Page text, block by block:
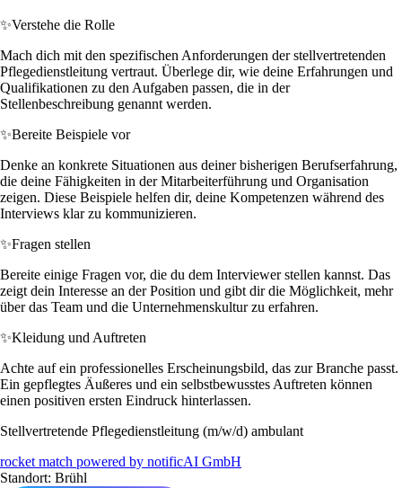
✨Verstehe die Rolle
Mach dich mit den spezifischen Anforderungen der stellvertretenden
Pflegedienstleitung vertraut. Überlege dir, wie deine Erfahrungen und
Qualifikationen zu den Aufgaben passen, die in der
Stellenbeschreibung genannt werden.
✨Bereite Beispiele vor
Denke an konkrete Situationen aus deiner bisherigen Berufserfahrung,
die deine Fähigkeiten in der Mitarbeiterführung und Organisation
zeigen. Diese Beispiele helfen dir, deine Kompetenzen während des
Interviews klar zu kommunizieren.
✨Fragen stellen
Bereite einige Fragen vor, die du dem Interviewer stellen kannst. Das
zeigt dein Interesse an der Position und gibt dir die Möglichkeit, mehr
über das Team und die Unternehmenskultur zu erfahren.
✨Kleidung und Auftreten
Achte auf ein professionelles Erscheinungsbild, das zur Branche passt.
Ein gepflegtes Äußeres und ein selbstbewusstes Auftreten können
einen positiven ersten Eindruck hinterlassen.
Stellvertretende Pflegedienstleitung (m/w/d) ambulant
rocket match powered by notificAI GmbH
Standort: Brühl